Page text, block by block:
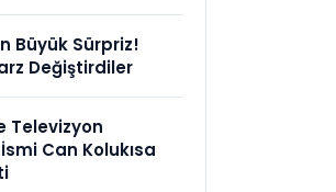
Büyük Sürpriz!
Değiştirdiler
Televizyon
Can Kolukısa